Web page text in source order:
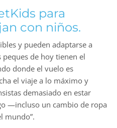
entrevista y
fotos.
cabin crew
turismo